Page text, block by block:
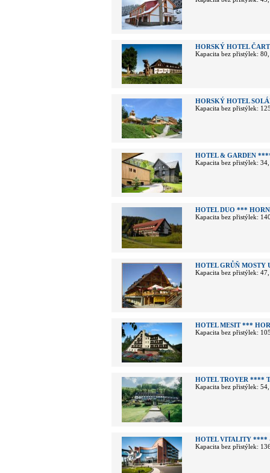
HORSKÝ HOTEL
Kapacita bez přistýlek:
HORSKÝ HOTEL
Kapacita bez přistýlek:
HOTEL & GARDEN
Kapacita bez přistýlek:
HOTEL DUO ***
Kapacita bez přistýlek:
HOTEL GRŮŇ MOSTY
Kapacita bez přistýlek:
HOTEL MESIT ***
Kapacita bez přistýlek:
HOTEL TROYER ****
Kapacita bez přistýlek:
HOTEL VITALITY ****
Kapacita bez přistýlek: